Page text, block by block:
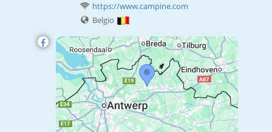
https://www.campine.com
Belgio